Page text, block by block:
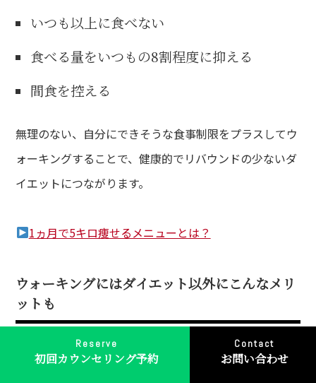
Reserve
初回カウンセリング予約
Contact
お問い合わせ
いつも以上に食べない
食べる量をいつもの8割程度に抑える
間食を控える
無理のない、自分にできそうな食事制限をプラスしてウ
ォーキングすることで、健康的でリバウンドの少ないダ
イエットにつながります。
1ヵ月で5キロ痩せるメニューとは？
ウォーキングにはダイエット以外にこんなメリ
ットも